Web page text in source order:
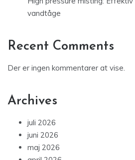
vandtåge
Recent Comments
Der er ingen kommentarer at vise.
Archives
juli 2026
juni 2026
maj 2026